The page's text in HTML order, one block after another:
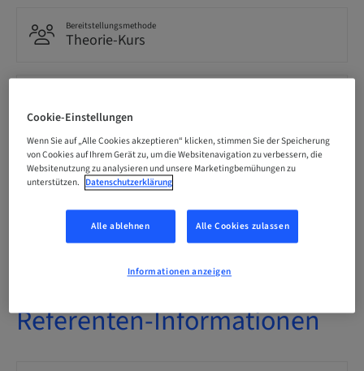
Bereitstellungsmethode
Theorie-Kurs
national
Kurs-Nr.
SmileCloud_2026_
Verfügbare Plätze
1 verfügbar
Referenten-Informationen
Cookie-Einstellungen
Wenn Sie auf „Alle Cookies akzeptieren“ klicken, stimmen Sie der Speicherung
von Cookies auf Ihrem Gerät zu, um die Websitenavigation zu verbessern, die
Websitenutzung zu analysieren und unsere Marketingbemühungen zu
unterstützen. Datenschutzerklärung
Alle ablehnen Alle Cookies zulassen
Informationen anzeigen